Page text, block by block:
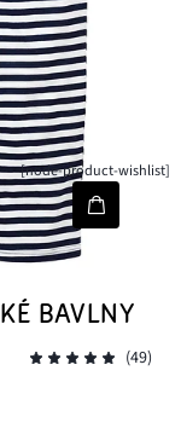
[node-product-wishlist]
BAVLNY
(49)